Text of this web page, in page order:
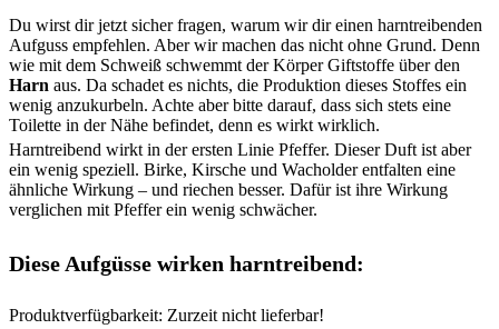
Du wirst dir jetzt sicher fragen, warum wir dir einen harntreibenden
Aufguss empfehlen. Aber wir machen das nicht ohne Grund. Denn
wie mit dem Schweiß schwemmt der Körper Giftstoffe über den
Harn aus. Da schadet es nichts, die Produktion dieses Stoffes ein
wenig anzukurbeln. Achte aber bitte darauf, dass sich stets eine
Toilette in der Nähe befindet, denn es wirkt wirklich.
Harntreibend wirkt in der ersten Linie Pfeffer. Dieser Duft ist aber
ein wenig speziell. Birke, Kirsche und Wacholder entfalten eine
ähnliche Wirkung – und riechen besser. Dafür ist ihre Wirkung
verglichen mit Pfeffer ein wenig schwächer.
Diese Aufgüsse wirken harntreibend:
Produktverfügbarkeit: Zurzeit nicht lieferbar!